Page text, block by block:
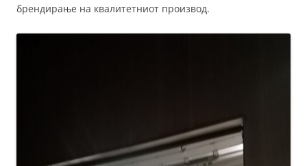
брендирање на квалитетниот производ.